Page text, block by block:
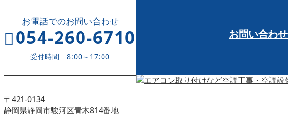
お電話でのお問い合わせ
054-260-6710
受付時間 8:00～17:00
お問い合わせ
〒421-0134
静岡県静岡市駿河区青木814番地